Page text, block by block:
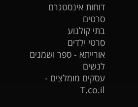
דוחות אינסטגרם
סרטים
בתי קולנוע
סרטי ילדים
אורייתא - ספר ושמנים
לנשים
עסקים מומלצים -
T.co.il